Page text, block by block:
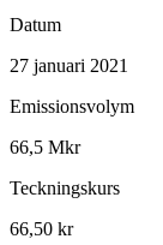
Datum
27 januari 2021
Emissionsvolym
66,5 Mkr
Teckningskurs
66,50 kr